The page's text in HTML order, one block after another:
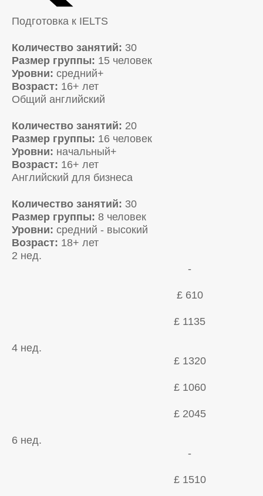
Подготовка к IELTS
Количество занятий: 30
Размер группы: 15 человек
Уровни: средний+
Возраст: 16+ лет
Общий английский
Количество занятий: 20
Размер группы: 16 человек
Уровни: начальный+
Возраст: 16+ лет
Английский для бизнеса
Количество занятий: 30
Размер группы: 8 человек
Уровни: средний - высокий
Возраст: 18+ лет
2 нед.
-
£ 610
£ 1135
4 нед.
£ 1320
£ 1060
£ 2045
6 нед.
-
£ 1510